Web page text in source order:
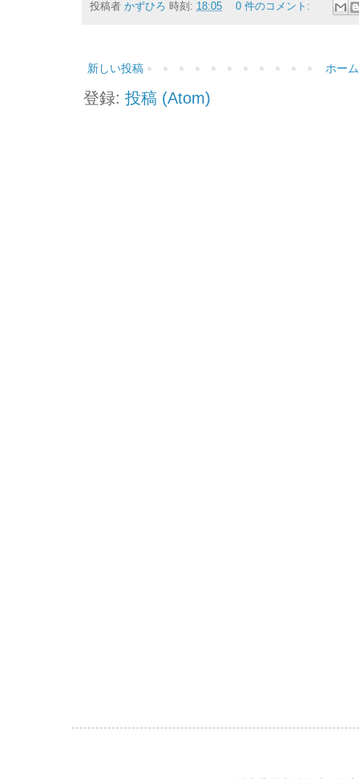
投稿者 かずひろ 時刻: 18:05 0 件のコメント:
新しい投稿 ホーム
登録: 投稿 (Atom)